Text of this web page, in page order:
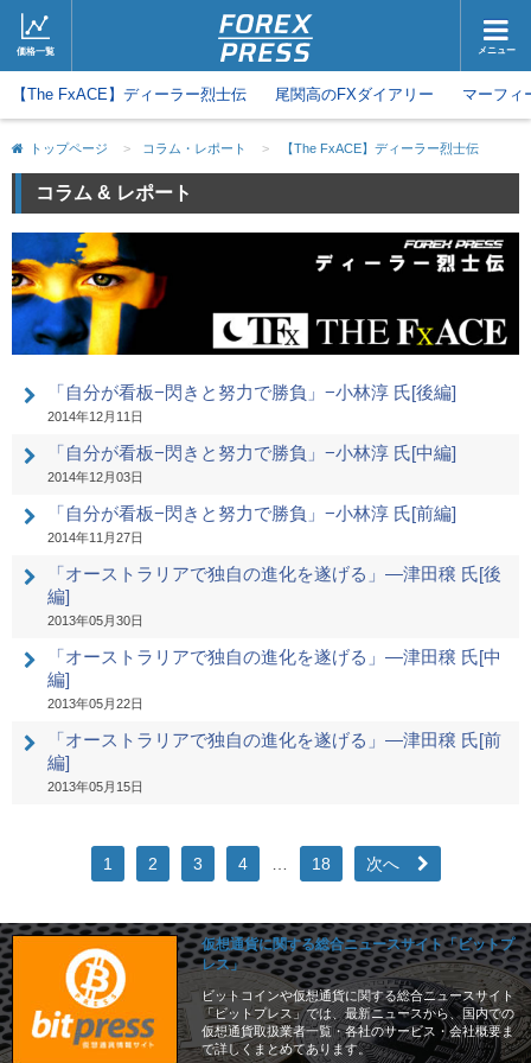
価格一覧 メニュー
ホーム ニュース
取引会社 マーケット
コラム・レポート
ツイッター 動画
【The FxACE】ディーラー烈士伝 尾関高のFXダイアリー マーフィ
トップページ > コラム・レポート > 【The FxACE】ディーラー烈士伝
コラム & レポート
「自分が看板−閃きと努力で勝負」−小林淳 氏[後編]
2014年12月11日
「自分が看板−閃きと努力で勝負」−小林淳 氏[中編]
2014年12月03日
「自分が看板−閃きと努力で勝負」−小林淳 氏[前編]
2014年11月27日
「オーストラリアで独自の進化を遂げる」―津田穣 氏[後
編]
2013年05月30日
「オーストラリアで独自の進化を遂げる」―津田穣 氏[中
編]
2013年05月22日
「オーストラリアで独自の進化を遂げる」―津田穣 氏[前
編]
2013年05月15日
1 2 3 4 18 次へ
仮想通貨に関する総合ニュースサイト「ビットプ
レス」
ビットコインや仮想通貨に関する総合ニュースサイト
「ビットプレス」では、最新ニュースから、国内での
仮想通貨取扱業者一覧・各社のサービス・会社概要ま
で詳しくまとめてあります。